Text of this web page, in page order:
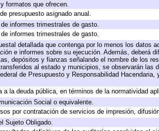
formatos que ofrecen.
presupuesto asignado anual.
informes trimestrales de gasto.
informes trimestrales de gasto.
detallada que contenga por lo menos los datos
e informes sobre su ejecución. Además, deberá
depósitos y fianzas señalando el nombre de los
al estado y municipios, se observarán
de Presupuesto y Responsabilidad
la deuda pública, en términos de la normatividad
Social o equivalente.
por contratación de servicios de impresión,
Sujeto Obligado.